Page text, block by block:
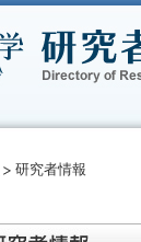
研究者情報